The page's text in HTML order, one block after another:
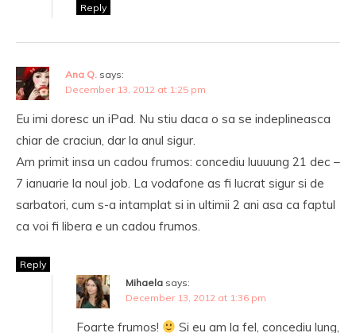
Reply
Ana Q. says:
December 13, 2012 at 1:25 pm
Eu imi doresc un iPad. Nu stiu daca o sa se indeplineasca
chiar de craciun, dar la anul sigur.
Am primit insa un cadou frumos: concediu luuuung 21 dec –
7 ianuarie la noul job. La vodafone as fi lucrat sigur si de
sarbatori, cum s-a intamplat si in ultimii 2 ani asa ca faptul
ca voi fi libera e un cadou frumos.
Reply
Mihaela says:
December 13, 2012 at 1:36 pm
Foarte frumos! Si eu am la fel, concediu lung,